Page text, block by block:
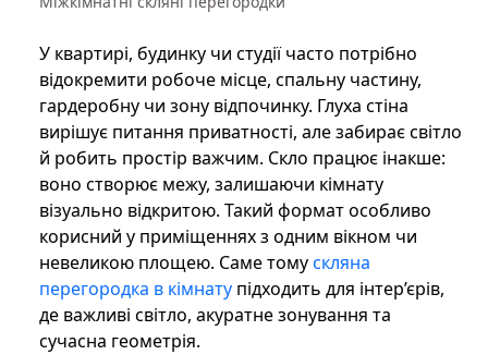
У квартирі, будинку чи студії часто потрібно
відокремити робоче місце, спальну частину,
гардеробну чи зону відпочинку. Глуха стіна
вирішує питання приватності, але забирає світло
й робить простір важчим. Скло працює інакше:
воно створює межу, залишаючи кімнату
візуально відкритою. Такий формат особливо
корисний у приміщеннях з одним вікном чи
невеликою площею. Саме томускляна
перегородка в кімнату підходить для інтер’єрів,
де важливі світло, акуратне зонування та
сучасна геометрія.